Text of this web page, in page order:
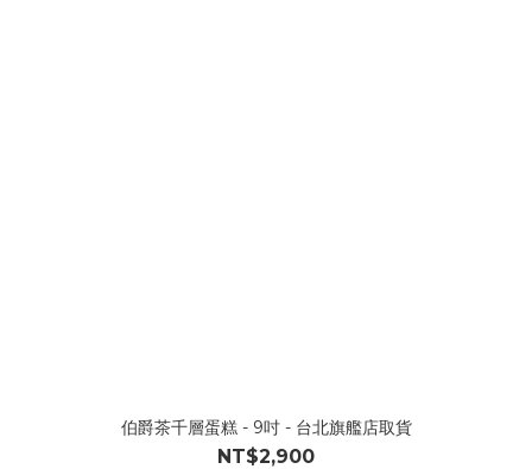
伯爵茶千層蛋糕 - 9吋 - 台北旗艦店取貨
NT$2,900